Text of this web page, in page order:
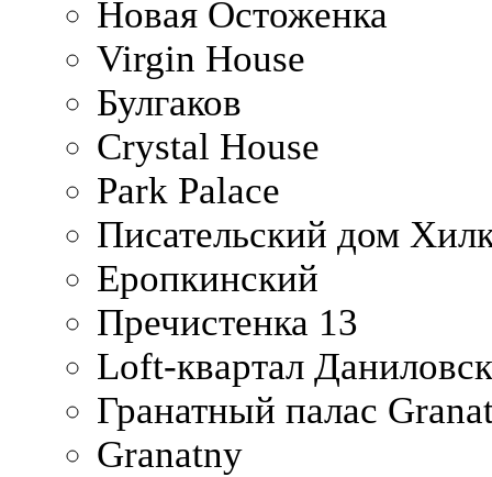
Новая Остоженка
Virgin House
Булгаков
Crystal House
Park Palace
Писательский дом
Еропкинский
Пречистенка 13
Loft-квартал
Гранатный палас
Granatny